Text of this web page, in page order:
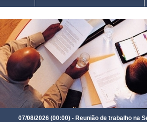
07/08/2026 (00:00) - Reunião de trabalho na